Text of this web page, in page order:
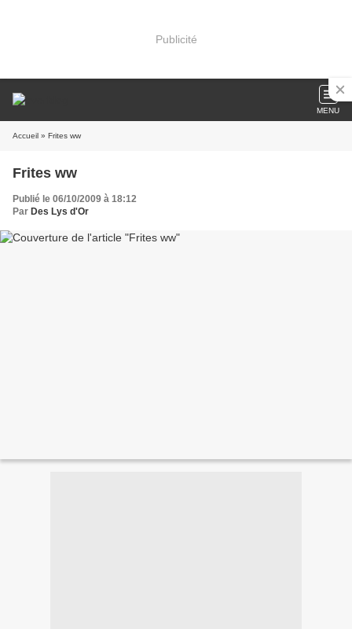
Publicité
MENU
Accueil » Frites ww
Frites ww
Publié le 06/10/2009 à 18:12
Par Des Lys d'Or